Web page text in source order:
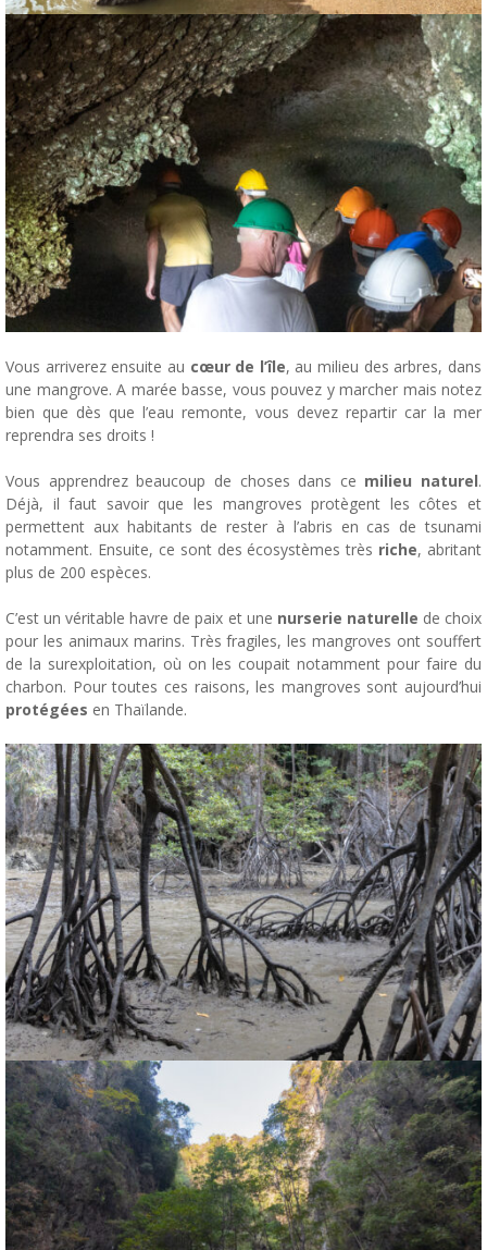
Vous arriverez ensuite au cœur de l’île, au milieu des arbres, dans
une mangrove. A marée basse, vous pouvez y marcher mais notez
bien que dès que l’eau remonte, vous devez repartir car la mer
reprendra ses droits !
Vous apprendrez beaucoup de choses dans ce milieu naturel.
Déjà, il faut savoir que les mangroves protègent les côtes et
permettent aux habitants de rester à l’abris en cas de tsunami
notamment. Ensuite, ce sont des écosystèmes très riche, abritant
plus de 200 espèces.
C’est un véritable havre de paix et une nurserie naturelle de choix
pour les animaux marins. Très fragiles, les mangroves ont souffert
de la surexploitation, où on les coupait notamment pour faire du
charbon. Pour toutes ces raisons, les mangroves sont aujourd’hui
protégées en Thaïlande.